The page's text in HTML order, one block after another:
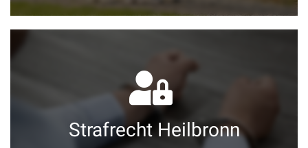
Strafrecht Heilbronn